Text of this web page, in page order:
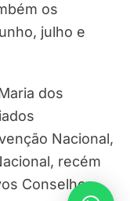
os
julho e
dos
Nacional,
recém
Conselhos